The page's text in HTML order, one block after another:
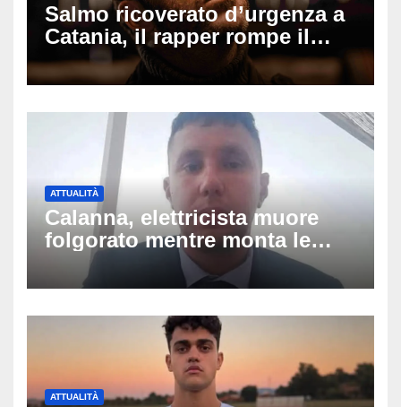
Salmo ricoverato d’urgenza a
Catania, il rapper rompe il
silenzio dopo la notte in
ospedale: come sta e cosa
ATTUALITÀ
Calanna, elettricista muore
folgorato mentre monta le
luminarie della festa: chi era
Fabio Calabrò e cosa è
ATTUALITÀ